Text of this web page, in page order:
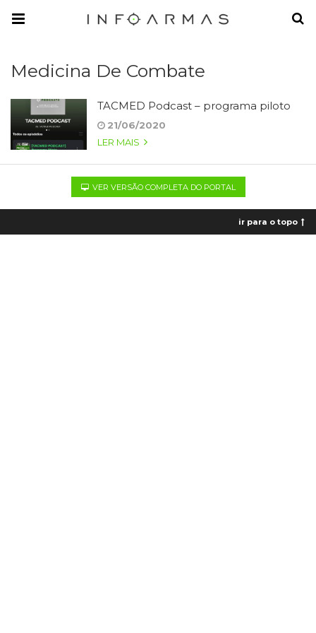
Medicina De Combate
TACMED Podcast – programa piloto
21/06/2020
LER MAIS
VER VERSÃO COMPLETA DO PORTAL
ir para o topo